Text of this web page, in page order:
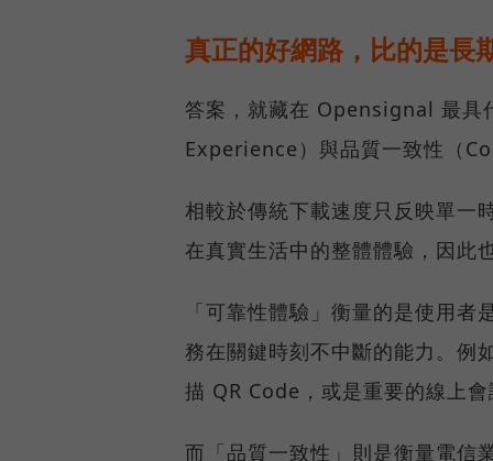
真正的好網路，比的是長
答案，就藏在 Opensignal 最
Experience）與品質一致性（
相較於傳統下載速度只反映單一
在真實生活中的整體體驗，因此
「可靠性體驗」衡量的是使用
務在關鍵時刻不中斷的能力。例
描 QR Code，或是重要的線上
而「品質一致性」則是衡量電信